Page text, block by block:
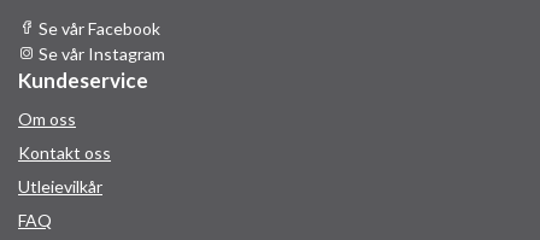
Se vår Facebook
Se vår Instagram
Kundeservice
Om oss
Kontakt oss
Utleievilkår
FAQ